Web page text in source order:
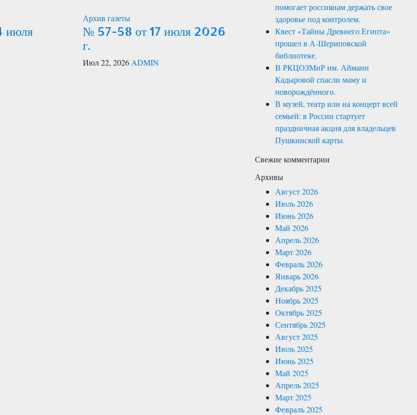
июля
Архив газеты
№ 57-58 от 17 июля 2026
г.
Июл 22, 2026 ADMIN
помогает россиянам держать свое
здоровье под контролем.
Квест «Тайны Древнего Египта»
прошел в А-Шериповской
библиотеке.
В РКЦОЗМиР им. Аймани
Кадыровой спасли маму и
новорождённого.
В музей, театр или на концерт всей
семьей: в России стартует
праздничная акция для владельцев
Пушкинской карты.
Свежие комментарии
Архивы
Август 2026
Июль 2026
Июнь 2026
Май 2026
Апрель 2026
Март 2026
Февраль 2026
Январь 2026
Декабрь 2025
Ноябрь 2025
Октябрь 2025
Сентябрь 2025
Август 2025
Июль 2025
Июнь 2025
Май 2025
Апрель 2025
Март 2025
Февраль 2025